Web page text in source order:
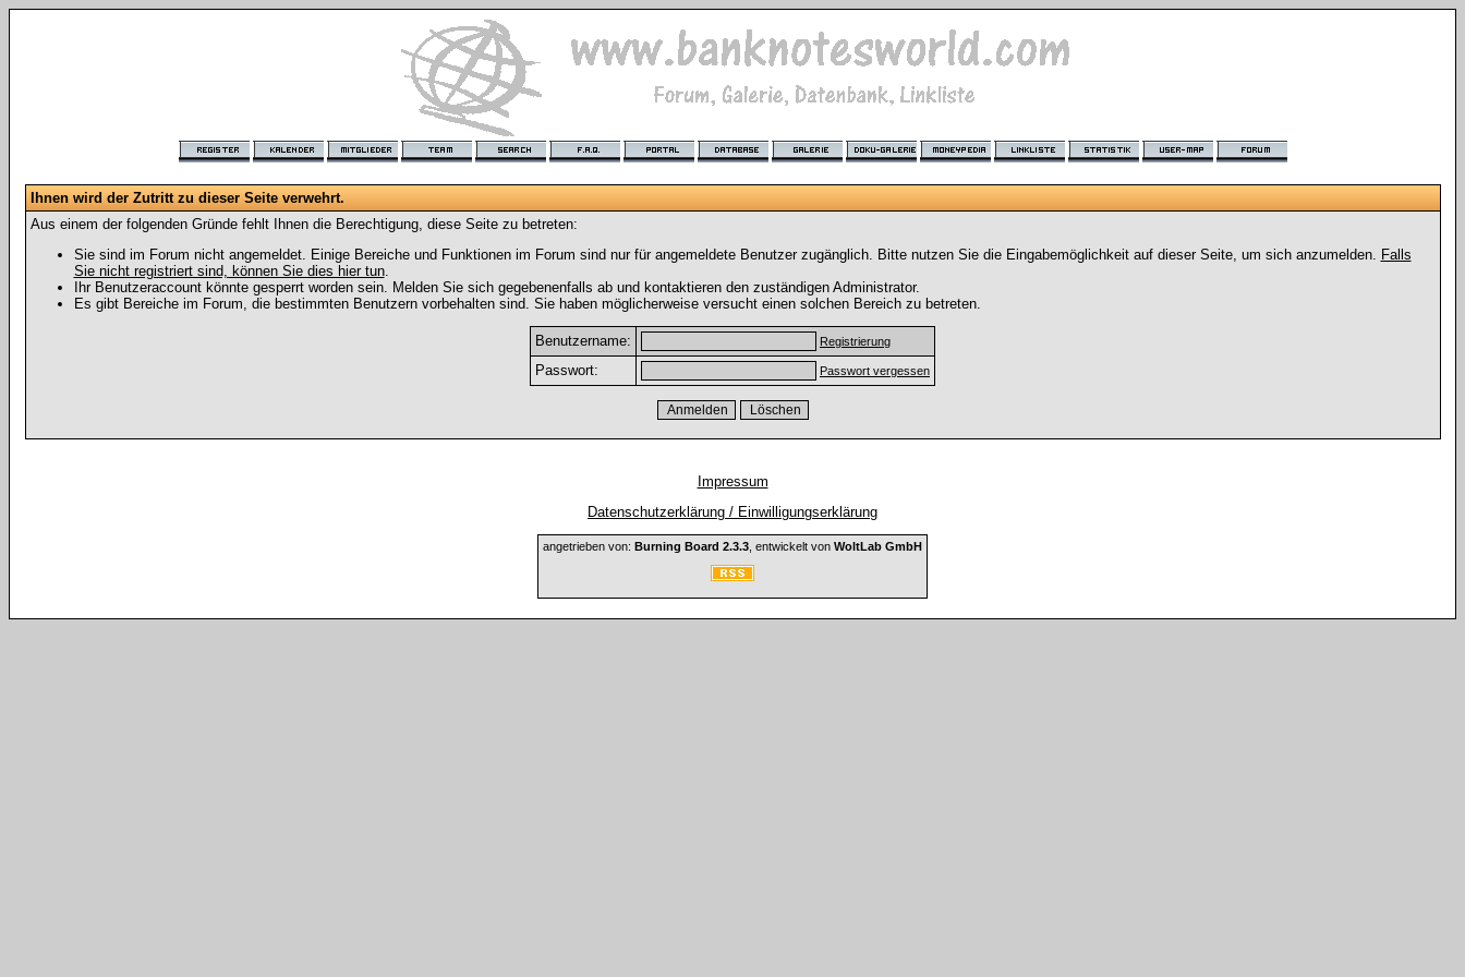
Ihnen wird der Zutritt zu dieser Seite verwehrt.
Aus einem der folgenden Gründe fehlt Ihnen die Berechtigung, diese Seite zu betreten:
Sie sind im Forum nicht angemeldet. Einige Bereiche und Funktionen im Forum sind nur für angemeldete Benutzer zugänglich. Bitte nutzen Sie die Eingabemöglichkeit auf dieser Seite, um sich anzumelden. Falls
Sie nicht registriert sind, können Sie dies hier tun.
Ihr Benutzeraccount könnte gesperrt worden sein. Melden Sie sich gegebenenfalls ab und kontaktieren den zuständigen Administrator.
Es gibt Bereiche im Forum, die bestimmten Benutzern vorbehalten sind. Sie haben möglicherweise versucht einen solchen Bereich zu betreten.
Benutzername: Registrierung
Passwort: Passwort vergessen
Impressum
Datenschutzerklärung / Einwilligungserklärung
angetrieben von: Burning Board 2.3.3 , entwickelt von WoltLab GmbH